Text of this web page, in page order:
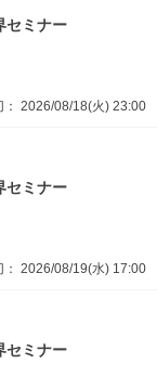
セミナー
2026/08/18(火) 23:00
セミナー
2026/08/19(水) 17:00
セミナー